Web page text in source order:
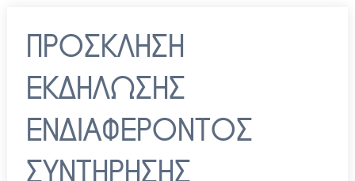
ΠΡΟΣΚΛΗΣΗ
ΕΚΔΗΛΩΣΗΣ
ΕΝΔΙΑΦΕΡΟΝΤΟΣ
ΣΥΝΤΗΡΗΣΗΣ